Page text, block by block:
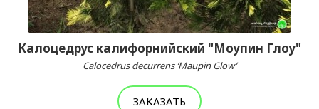
Калоцедрус калифорнийский "Моупин Глоу"
Calocedrus decurrens ‘Maupin Glow’
ЗАКАЗАТЬ